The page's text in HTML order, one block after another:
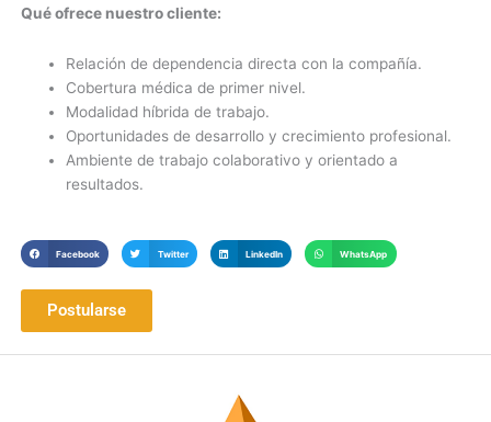
Qué ofrece nuestro cliente:
Relación de dependencia directa con la compañía.
Cobertura médica de primer nivel.
Modalidad híbrida de trabajo.
Oportunidades de desarrollo y crecimiento profesional.
Ambiente de trabajo colaborativo y orientado a
resultados.
Facebook Twitter LinkedIn WhatsApp
Postularse